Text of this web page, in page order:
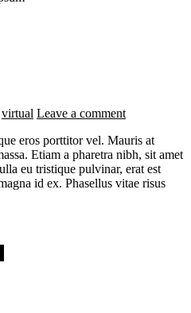
virtual Leave a comment
eros porttitor vel. Mauris at
Etiam a pharetra nibh, sit amet
eu tristique pulvinar, erat est
id ex. Phasellus vitae risus